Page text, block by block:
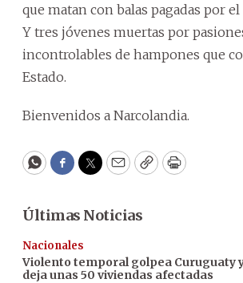
que matan con balas pagadas por
Y tres jóvenes muertas por
incontrolables de hampones que
Estado.
Bienvenidos a Narcolandia.
WhatsApp
Facebook
Twitter
EmailCopyPrint
Últimas Noticias
Nacionales
Violento temporal golpea Curuguaty
deja unas 50 viviendas afectadas